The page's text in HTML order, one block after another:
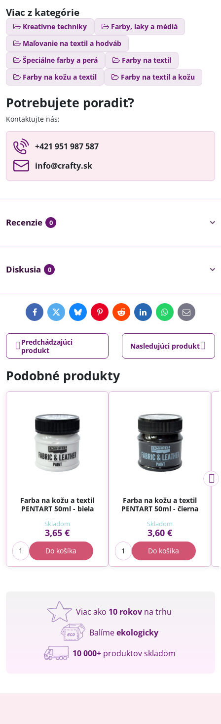
Viac z kategórie
Kreatívne techniky
Farby, laky a médiá
Maľovanie na textil a hodváb
Špeciálne farby a perá
Farby na textil
Farby na kožu a textil
Farby na textil a kožu
Potrebujete poradiť?
Kontaktujte nás:
+421 951 987 587
info​@crafty​.sk
Recenzie 0
Diskusia 0
FacebookTwitterBlueskyPinterestRedditLinkedInWhatsApp
E-
mail
Predchádzajúci
produkt
Nasledujúci produkt
Podobné produkty
Farba na kožu a textil
PENTART 50ml - biela
Skladom
3,65 €
Do košíka
Farba na kožu a textil
PENTART 50ml - čierna
Skladom
3,60 €
Do košíka
Viac ako 10 rokov na trhu
Balímeekologicky
10 000+produktov skladom